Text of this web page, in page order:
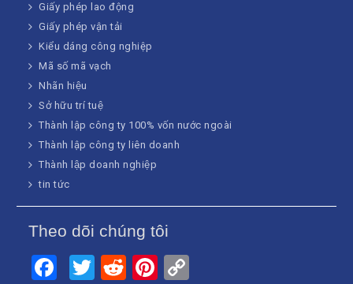
Giấy phép lao động
Giấy phép vận tải
Kiểu dáng công nghiệp
Mã số mã vạch
Nhãn hiệu
Sở hữu trí tuệ
Thành lập công ty 100% vốn nước ngoài
Thành lập công ty liên doanh
Thành lập doanh nghiệp
tin tức
Theo dõi chúng tôi
Facebook
Twitter
RedditPinterest